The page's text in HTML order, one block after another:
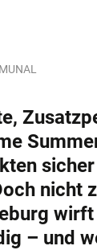
nicht
– und